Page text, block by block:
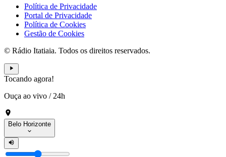
Política de Privacidade
Portal de Privacidade
Política de Cookies
Gestão de Cookies
© Rádio Itatiaia. Todos os direitos reservados.
Tocando agora!
Ouça ao vivo / 24h
Belo Horizonte